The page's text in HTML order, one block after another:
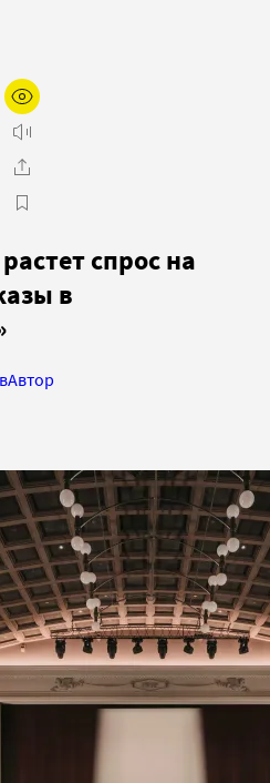
спрос на
в
Автор